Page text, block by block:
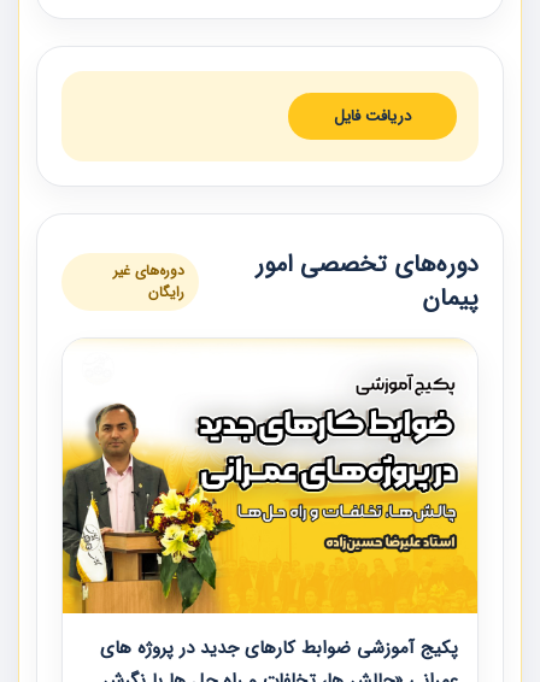
دریافت فایل
دوره‌های تخصصی امور
پیمان
دوره‌های غیر
رایگان
پکیج آموزشی ضوابط کارهای جدید در پروژه های